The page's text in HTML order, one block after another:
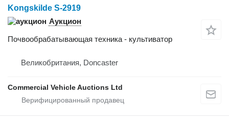
Kongskilde S-2919
Аукцион
Почвообрабатывающая техника - культиватор
Великобритания, Doncaster
Commercial Vehicle Auctions Ltd